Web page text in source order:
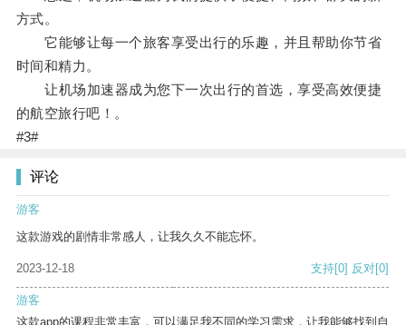
方式。
它能够让每一个旅客享受出行的乐趣，并且帮助你节省
时间和精力。
让机场加速器成为您下一次出行的首选，享受高效便捷
的航空旅行吧！。
#3#
评论
游客
这款游戏的剧情非常感人，让我久久不能忘怀。
2023-12-18 支持[0] 反对[0]
游客
这款app的课程非常丰富，可以满足我不同的学习需求，让我能够找到自